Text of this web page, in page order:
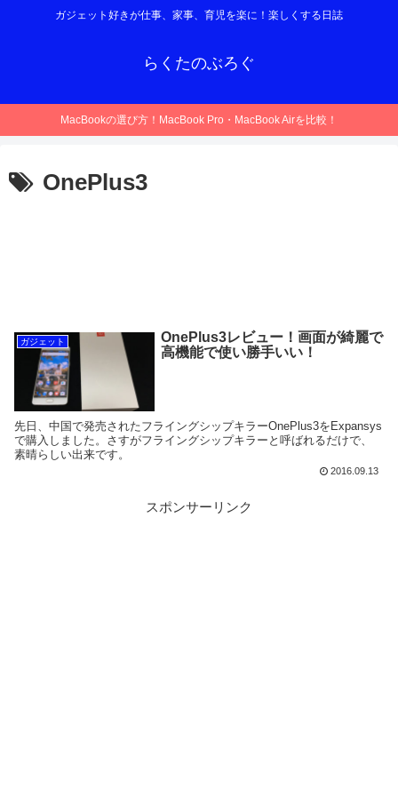
ガジェット好きが仕事、家事、育児を楽に！楽しくする日誌
らくたのぶろぐ
MacBookの選び方！MacBook Pro・MacBook Airを比較！
OnePlus3
ガジェット
OnePlus3レビュー！画面が綺麗で
高機能で使い勝手いい！
先日、中国で発売されたフライングシップキラーOnePlus3をExpansys
で購入しました。さすがフライングシップキラーと呼ばれるだけで、
素晴らしい出来です。
2016.09.13
スポンサーリンク